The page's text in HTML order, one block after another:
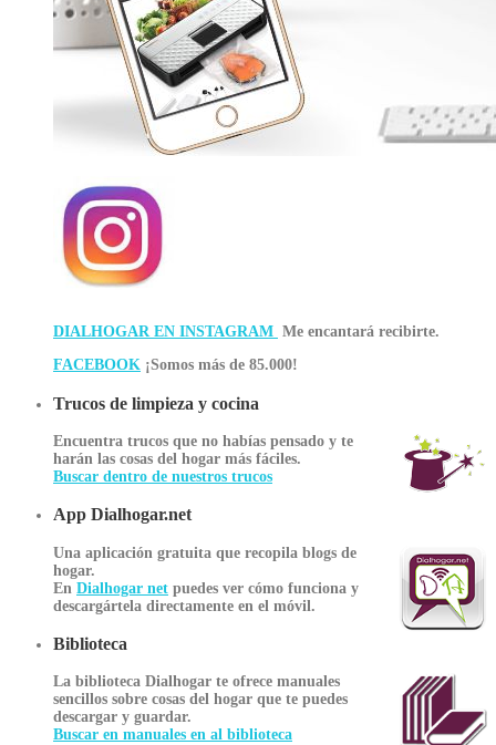
DIALHOGAR EN INSTAGRAM Me encantará recibirte.
FACEBOOK ¡Somos más de 85.000!
Trucos de limpieza y cocina
Encuentra trucos que no habías pensado y te
harán las cosas del hogar más fáciles.
Buscar dentro de nuestros trucos
App Dialhogar.net
Una aplicación gratuita que recopila blogs de
hogar.
En Dialhogar net puedes ver cómo funciona y
descargártela directamente en el móvil.
Biblioteca
La biblioteca Dialhogar te ofrece manuales
sencillos sobre cosas del hogar que te puedes
descargar y guardar.
Buscar en manuales en al biblioteca